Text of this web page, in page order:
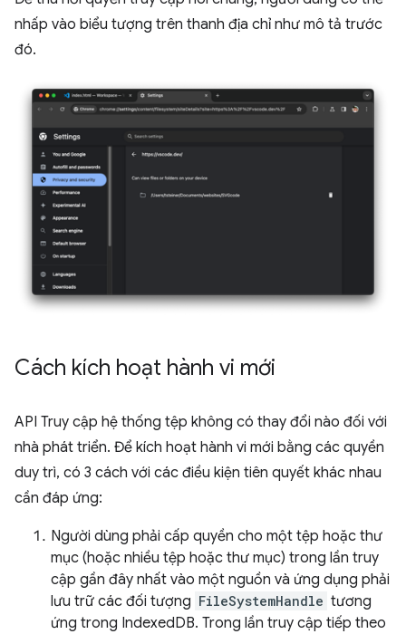
nhấp vào biểu tượng trên thanh địa chỉ như mô tả trước
đó.
Cách kích hoạt hành vi mới
API Truy cập hệ thống tệp không có thay đổi nào đối với
nhà phát triển. Để kích hoạt hành vi mới bằng các quyền
duy trì, có 3 cách với các điều kiện tiên quyết khác nhau
cần đáp ứng:
Người dùng phải cấp quyền cho một tệp hoặc thư
mục (hoặc nhiều tệp hoặc thư mục) trong lần truy
cập gần đây nhất vào một nguồn và ứng dụng phải
lưu trữ các đối tượng FileSystemHandle tương
ứng trong IndexedDB. Trong lần truy cập tiếp theo